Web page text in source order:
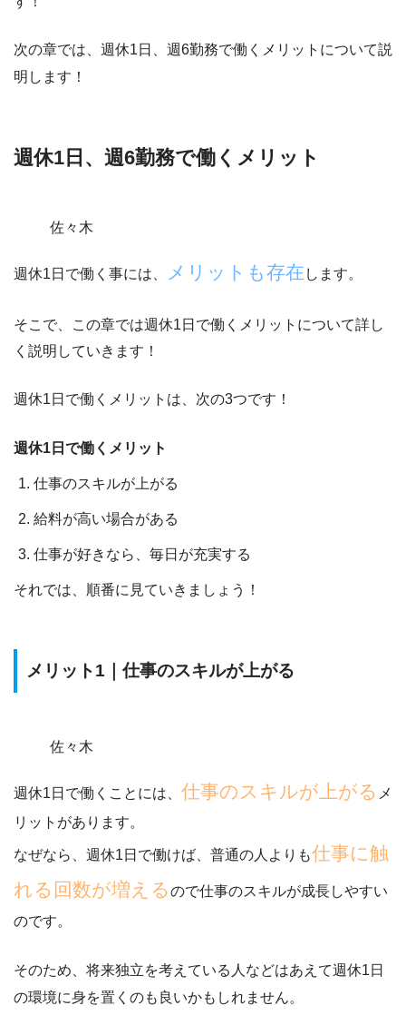
次の章では、週休1日、週6勤務で働くメリットについて説
明します！
週休1日、週6勤務で働くメリット
佐々木
週休1日で働く事には、 メリットも存在 します。
そこで、この章では週休1日で働くメリットについて詳し
く説明 していきます！
週休1日で働くメリットは、 次の3つです！
週休1日で働くメリット
仕事のスキルが上がる
給料が高い場合がある
仕事が好きなら、毎日が充実する
それでは、順番に見ていきましょう！
メリット1｜仕事のスキルが上がる
佐々木
週休1日で働くことには、 仕事のスキルが上がる メ
リットがあります。
なぜなら、週休1日で働けば、普通の人よりも仕事に触
れる回数が増えるので仕事のスキルが成長しやすい
のです。
そのため、 将来独立を考えている人などはあえて週休1日
の環境に身を置くのも良いかもしれません。